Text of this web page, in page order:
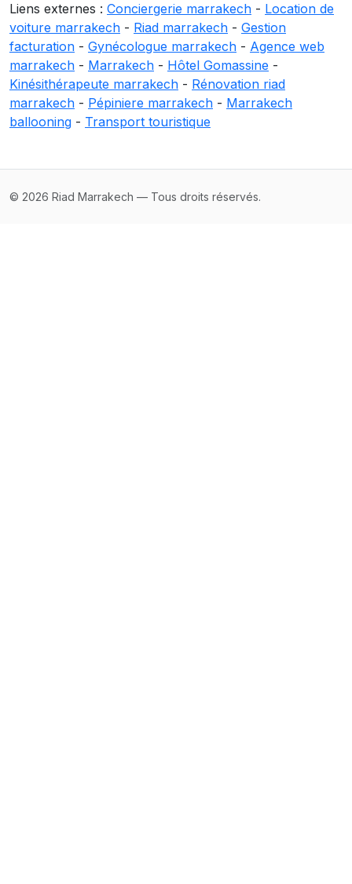
Liens externes : Conciergerie marrakech - Location de
voiture marrakech - Riad marrakech - Gestion
facturation - Gynécologue marrakech - Agence web
marrakech - Marrakech - Hôtel Gomassine -
Kinésithérapeute marrakech - Rénovation riad
marrakech - Pépiniere marrakech - Marrakech
ballooning - Transport touristique
© 2026 Riad Marrakech — Tous droits réservés.